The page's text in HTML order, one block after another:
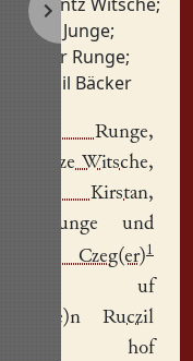
Paul Junge;
Peter Runge;
Ruczil Bäcker
Runge,
Witsche,
Kirstan,
Junge und
Czeg(er)1
uf
Ruczil
hof